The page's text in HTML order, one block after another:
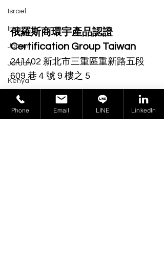
Israel
Iraq
Japan
Jordan
Kenya
Korea
俄羅斯商環宇產品認證
Certification Group Taiwan
241402 新北市三重區重新路五段
609 巷 4 號 9 樓之 5
業務聯繫：
PF02@cert-group.tw
Phone Email LINE LinkedIn